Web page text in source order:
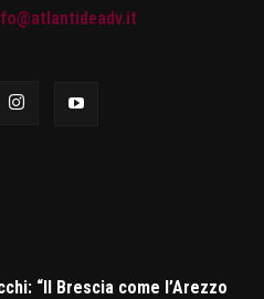
“Il Brescia come l’Arezzo